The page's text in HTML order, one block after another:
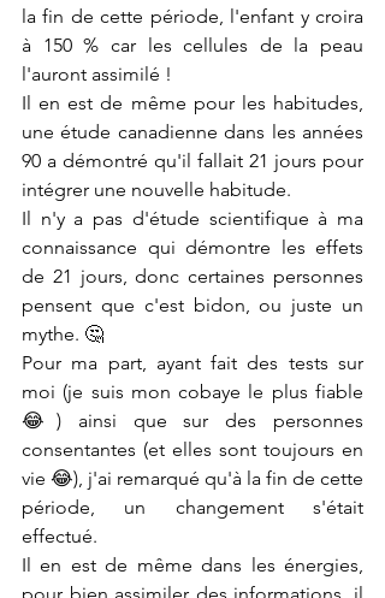
la fin de cette période, l'enfant y croira
à 150 % car les cellules de la peau
l'auront assimilé !
Il en est de même pour les habitudes,
une étude canadienne dans les années
90 a démontré qu'il fallait 21 jours pour
intégrer une nouvelle habitude.
Il n'y a pas d'étude scientifique à ma
connaissance qui démontre les effets
de 21 jours, donc certaines personnes
pensent que c'est bidon, ou juste un
mythe. 🤔
Pour ma part, ayant fait des tests sur
moi (je suis mon cobaye le plus fiable
😂) ainsi que sur des personnes
consentantes (et elles sont toujours en
vie 😂), j'ai remarqué qu'à la fin de cette
période, un changement s'était
effectué.
Il en est de même dans les énergies,